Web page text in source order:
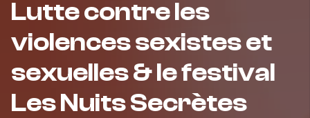
Lutte contre les
violences sexistes et
sexuelles & le festival
Les Nuits Secrètes